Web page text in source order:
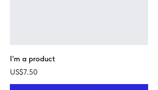
I'm a product
가격
US$7.50